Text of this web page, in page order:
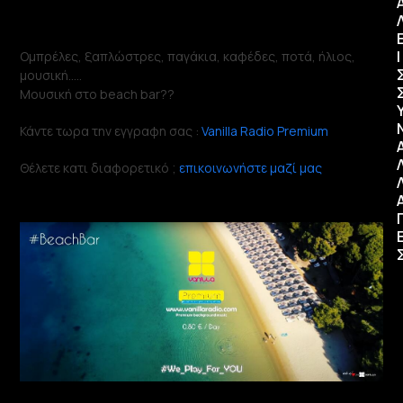
Ομπρέλες, ξαπλώστρες, παγάκια, καφέδες, ποτά, ήλιος,
μουσική…..
Μουσική στο beach bar??
Κάντε τωρα την εγγραφη σας :Vanilla Radio Premium
Θέλετε κατι διαφορετικό ;επικοινωνήστε μαζί μας
Ι